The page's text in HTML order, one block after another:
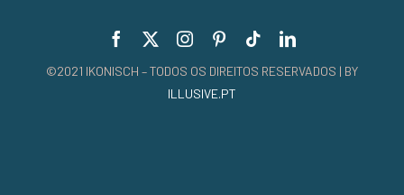
©2021 IKONISCH – TODOS OS DIREITOS RESERVADOS | BY
ILLUSIVE.PT